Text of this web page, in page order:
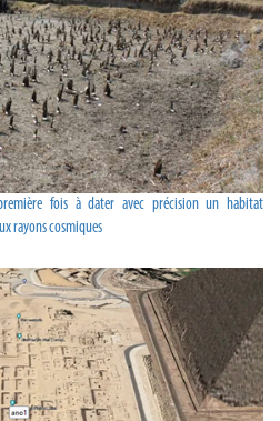
fois à dater avec précision un habitat
rayons cosmiques